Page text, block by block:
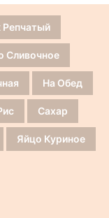
Репчатый
Сливочное
На Обед
Сахар
Яйцо Куриное